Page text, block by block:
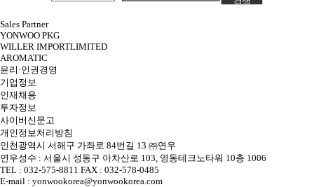
Sales Partner
YONWOO PKG
WILLER IMPORTLIMITED
AROMATIC
윤리·인권경영
기업정보
인재채용
투자정보
사이버신문고
개인정보처리방침
인천광역시 서해구 가좌로 84번길 13 ㈜연우
연우성수 : 서울시 성동구 아차산로 103, 영동테크노타워 10층 1006
TEL : 032-575-8811 FAX : 032-578-0485
E-mail : yonwookorea@yonwookorea.com